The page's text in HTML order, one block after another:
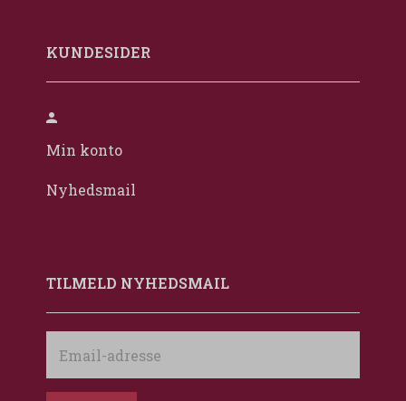
KUNDESIDER
Min konto
Nyhedsmail
TILMELD NYHEDSMAIL
adresse